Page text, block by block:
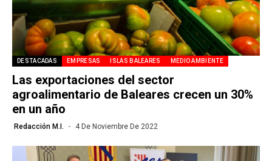
DESTACADAS EMPRESAS ISLAS BALEARES MEDIO AMBIENTE
Las exportaciones del sector
agroalimentario de Baleares crecen un 30%
en un año
Redacción M.I. 4 De Noviembre De 2022